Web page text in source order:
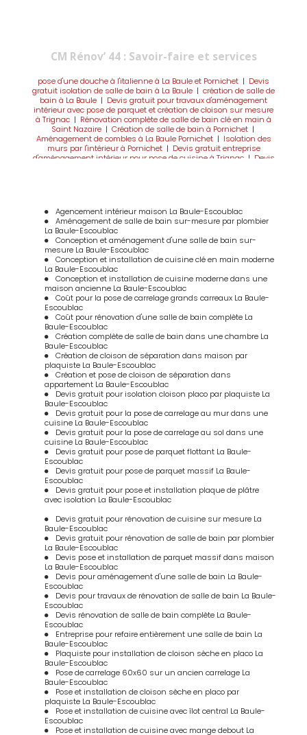
CM Rénov’ 44 : Savoir-faire et services
pose d'une douche à l'italienne à La Baule et Pornichet | Devis
gratuit isolation de salle de bain à La Baule | création de salle de
bain à La Baule | Devis gratuit pour travaux d'aménagement
intérieur avec pose de parquet et création de cloison sur mesure
à Trignac | Rénovation complète de salle de bain clé en main à
Saint Nazaire| Création de salle de bain à Pornichet|
Aménagement de combles à La Baule Pornichet| Isolation des
murs par l'intérieur à Pornichet| Devis gratuit entreprise
d'aménagement intérieur pour pose de cuisine à Trignac| Devis
rénovation de salle de bain à Saint Nazaire| rénovation salle de
bain à Pornichet et La Baule|Isolation des murs par l'intérieur à
La Baule |Devis gratuit isolation des murs par l'intérieur à
Pornichet
Agencement intérieur maison La Baule-Escoublac
Aménagement de salle de bain sur-mesure par plombier
La Baule-Escoublac
Conception et aménagement d'une salle de bain sur-
mesure La Baule-Escoublac
Conception et installation de cuisine clé en main moderne
La Baule-Escoublac
Conception et installation de cuisine moderne dans une
maison ancienne La Baule-Escoublac
Coût pour la pose de carrelage grands carreaux La Baule-
Escoublac
Coût pour rénovation d'une salle de bain complète La
Baule-Escoublac
Création complète de salle de bain dans une chambre La
Baule-Escoublac
Création de cloison de séparation dans maison par
plaquiste La Baule-Escoublac
Création et pose de cloison de séparation dans
appartement La Baule-Escoublac
Devis gratuit pour isolation cloison placo par plaquiste La
Baule-Escoublac
Devis gratuit pour la pose de carrelage au mur dans une
cuisine La Baule-Escoublac
Devis gratuit pour la pose de carrelage au sol dans une
cuisine La Baule-Escoublac
Devis gratuit pour pose de parquet flottant La Baule-
Escoublac
Devis gratuit pour pose de parquet massif La Baule-
Escoublac
Devis gratuit pour pose et installation plaque de plâtre
avec isolation La Baule-Escoublac
Devis gratuit pour rénovation de cuisine sur mesure La
Baule-Escoublac
Devis gratuit pour rénovation de salle de bain par plombier
La Baule-Escoublac
Devis pose et installation de parquet massif dans maison
La Baule-Escoublac
Devis pour aménagement d'une salle de bain La Baule-
Escoublac
Devis pour travaux de rénovation de salle de bain La Baule-
Escoublac
Devis rénovation de salle de bain complète La Baule-
Escoublac
Entreprise pour refaire entièrement une salle de bain La
Baule-Escoublac
Plaquiste pour installation de cloison sèche en placo La
Baule-Escoublac
Pose de carrelage 60x60 sur un ancien carrelage La
Baule-Escoublac
Pose et installation de cloison sèche en placo par
plaquiste La Baule-Escoublac
Pose et installation de cuisine avec îlot central La Baule-
Escoublac
Pose et installation de cuisine avec mange debout La